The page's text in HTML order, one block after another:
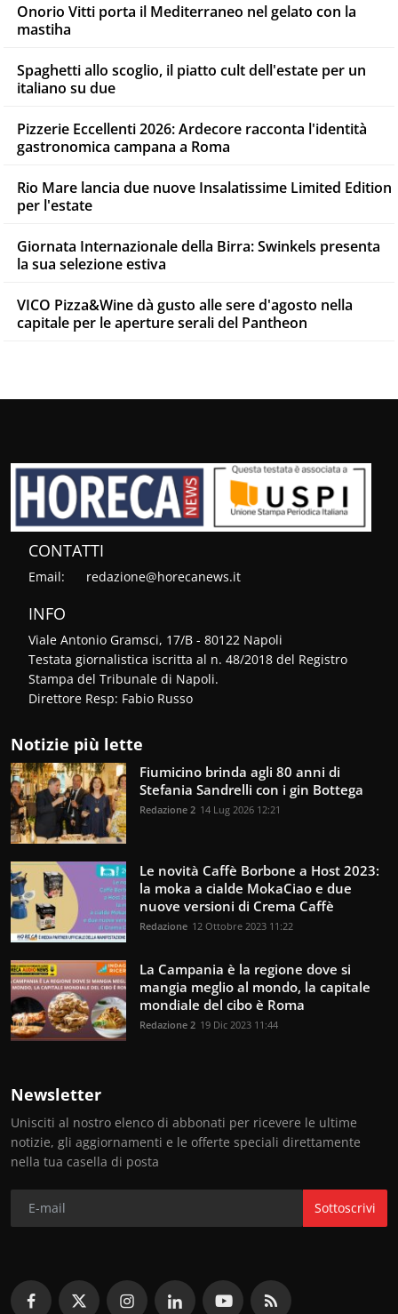
Onorio Vitti porta il Mediterraneo nel gelato con la
mastiha
Spaghetti allo scoglio, il piatto cult dell'estate per un
italiano su due
Pizzerie Eccellenti 2026: Ardecore racconta l'identità
gastronomica campana a Roma
Rio Mare lancia due nuove Insalatissime Limited Edition
per l'estate
Giornata Internazionale della Birra: Swinkels presenta
la sua selezione estiva
VICO Pizza&Wine dà gusto alle sere d'agosto nella
capitale per le aperture serali del Pantheon
CONTATTI
Email: redazione@horecanews.it
INFO
Viale Antonio Gramsci, 17/B - 80122 Napoli
Testata giornalistica iscritta al n. 48/2018 del Registro
Stampa del Tribunale di Napoli.
Direttore Resp: Fabio Russo
Notizie più lette
Fiumicino brinda agli 80 anni di
Stefania Sandrelli con i gin Bottega
Redazione 2 14 Lug 2026 12:21
Le novità Caffè Borbone a Host 2023:
la moka a cialde MokaCiao e due
nuove versioni di Crema Caffè
Redazione 12 Ottobre 2023 11:22
La Campania è la regione dove si
mangia meglio al mondo, la capitale
mondiale del cibo è Roma
Redazione 2 19 Dic 2023 11:44
Newsletter
Unisciti al nostro elenco di abbonati per ricevere le ultime
notizie, gli aggiornamenti e le offerte speciali direttamente
nella tua casella di posta
Sottoscrivi